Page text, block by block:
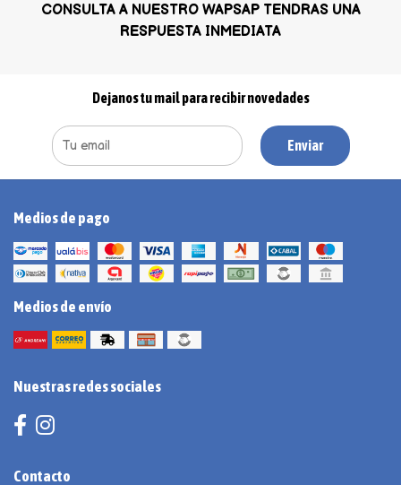
CONSULTA A NUESTRO WAPSAP TENDRAS UNA
RESPUESTA INMEDIATA
Dejanos tu mail para recibir novedades
Enviar
Medios de pago
Medios de envío
Nuestras redes sociales
Contacto